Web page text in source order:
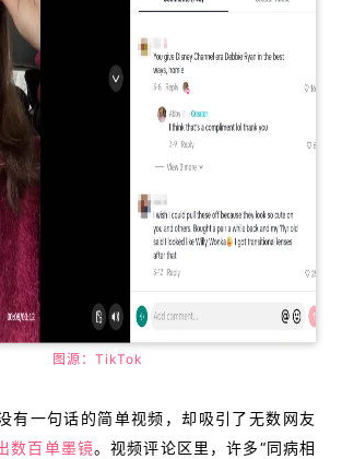
图源：TikTok
有一句话的简单视频，却吸引了无数网友
数百单墨镜。视频评论区里，许多“同病相